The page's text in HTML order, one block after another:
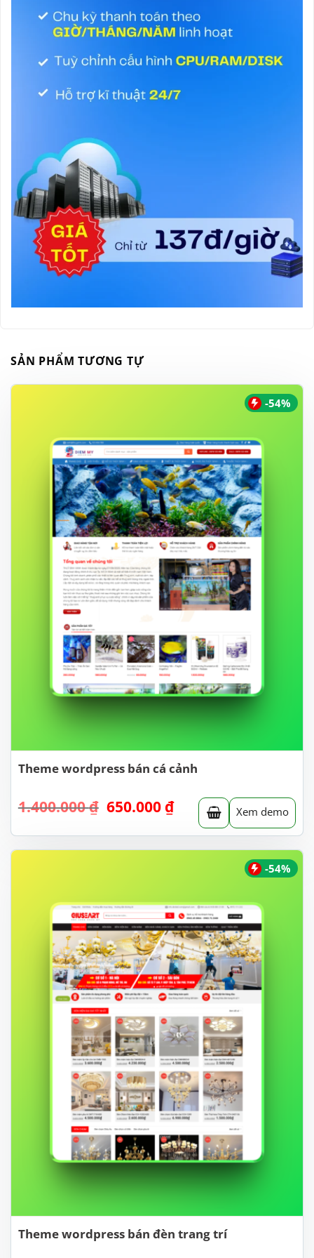
SẢN PHẨM TƯƠNG TỰ
-54%
Theme wordpress bán cá cảnh
1.400.000₫ Giá
là:
1.400.000 ₫.
650.000 ₫Giá
hiện
tại
là:
Xem demo
-54%
Theme wordpress bán đèn trang trí